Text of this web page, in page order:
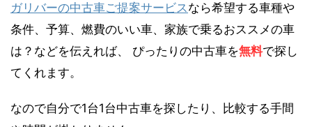
ガリバーの中古車ご提案サービスなら希望する車種や
条件、予算、燃費のいい車、家族で乗るおススメの車
は？などを伝えれば、 ぴったりの中古車を無料で探し
てくれます。
なので自分で1台1台中古車を探したり、比較する手間